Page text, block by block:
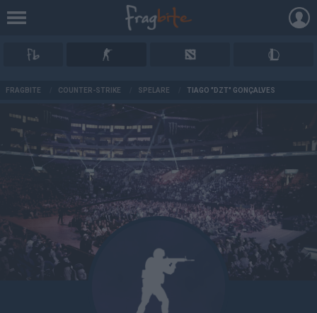
FRAGBITE COUNTER-STRIKE SPELARE TIAGO "DZT" GONÇALVES